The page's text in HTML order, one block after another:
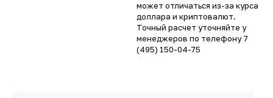
может отличаться из-за курса
доллара и криптовалют.
Точный расчет уточняйте у
менеджеров по телефону7
(495) 150-04-75